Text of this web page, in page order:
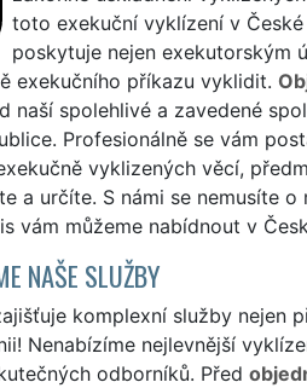
toto exekuční vyklízení v
poskytuje nejen exekutorským
exekučního příkazu vyklidit.
naší spolehlivé a zavedené
Profesionálně se vám
vyklizených věcí,
a určíte. S námi se nemusíte
vám můžeme nabídnout v
NAŠE SLUŽBY
komplexní služby nejen
Nenabízíme nejlevnější
odborníků. Před